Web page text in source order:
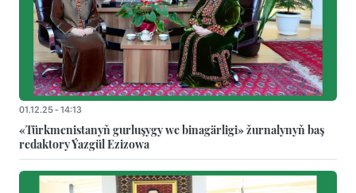
01.12.25 - 14:13
«Türkmenistanyň gurluşygy we binagärligi» žurnalynyň baş
redaktory Ýazgül Ezizowa